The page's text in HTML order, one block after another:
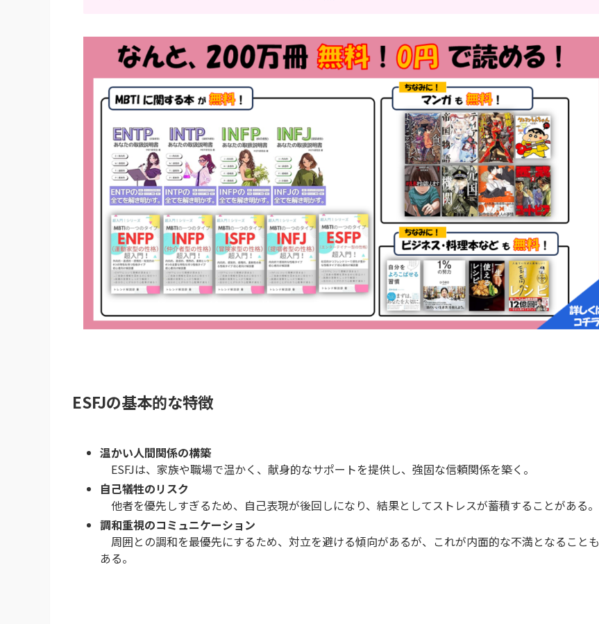
ESFJの基本的な特徴
温かい人間関係の構築
ESFJは、家族や職場で温かく、献身的なサポートを提供し、強固な信頼関係を築く。
自己犠牲のリスク
他者を優先しすぎるため、自己表現が後回しになり、結果としてストレスが蓄積することがある。
調和重視のコミュニケーション
周囲との調和を最優先にするため、対立を避ける傾向があるが、これが内面的な不満となることも
ある。